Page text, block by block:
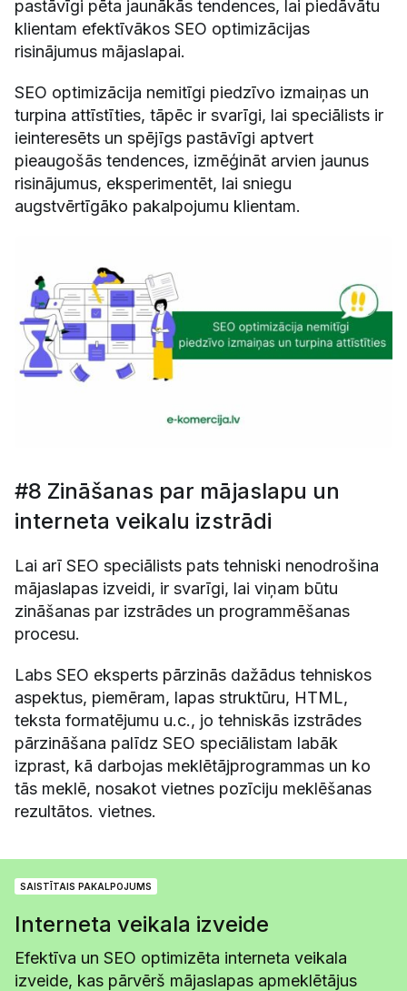
pastāvīgi pēta jaunākās tendences, lai piedāvātu
klientam efektīvākos SEO optimizācijas
risinājumus mājaslapai.
SEO optimizācija nemitīgi piedzīvo izmaiņas un
turpina attīstīties, tāpēc ir svarīgi, lai speciālists ir
ieinteresēts un spējīgs pastāvīgi aptvert
pieaugošās tendences, izmēģināt arvien jaunus
risinājumus, eksperimentēt, lai sniegu
augstvērtīgāko pakalpojumu klientam.
#8 Zināšanas par mājaslapu un
interneta veikalu izstrādi
Lai arī SEO speciālists pats tehniski nenodrošina
mājaslapas izveidi, ir svarīgi, lai viņam būtu
zināšanas par izstrādes un programmēšanas
procesu.
Labs SEO eksperts pārzinās dažādus tehniskos
aspektus, piemēram, lapas struktūru, HTML,
teksta formatējumu u.c., jo tehniskās izstrādes
pārzināšana palīdz SEO speciālistam labāk
izprast, kā darbojas meklētājprogrammas un ko
tās meklē, nosakot vietnes pozīciju meklēšanas
rezultātos. vietnes.
SAISTĪTAIS PAKALPOJUMS
Interneta veikala izveide
Efektīva un SEO optimizēta interneta veikala
izveide, kas pārvērš mājaslapas apmeklētājus